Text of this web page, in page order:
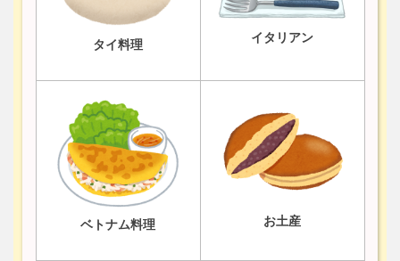
タイ料理
イタリアン
ベトナム料理 お土産